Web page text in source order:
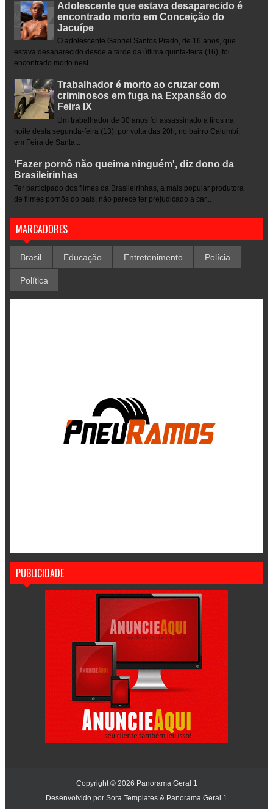
Adolescente que estava desaparecido é
encontrado morto em Conceição do
Jacuípe
O adolescente Gabriel Santos Prado, de 16 anos, que
estava desaparecido desde a tarde da última quinta-feira (16), foi
encontrado morto nest...
Trabalhador é morto ao cruzar com
criminosos em fuga na Expansão do
Feira IX
Um trabalhador de 30 anos foi assassinado a tiros na
noite desta segunda-feira (13), por volta das 20h, no bairro Calumbi,
em Feira de Santa...
'Fazer pornô não queima ninguém', diz dono da
Brasileirinhas
Ter participado dos filmes da Brasileirinhas, a mais popular produtora
de filmes pornôs do país, não parece ter prejudicado a car...
MARCADORES
Brasil Educação Entretenimento Polícia
Política
PUBLICIDADE
Copyright © 2026 Panorama Geral 1
Desenvolvido por Sora Templates & Panorama Geral 1